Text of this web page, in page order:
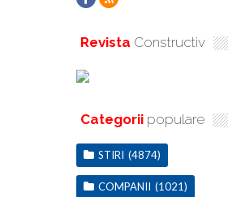
Revista Constructiv
Categorii populare
STIRI (4874)
COMPANII (1021)